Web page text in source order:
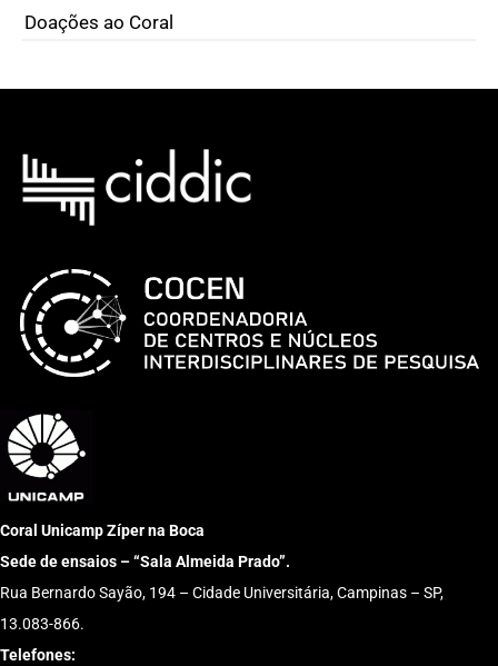
Doações ao Coral
Coral Unicamp Zíper na Boca
Sede de ensaios – “Sala Almeida Prado”.
Rua Bernardo Sayão, 194 – Cidade Universitária, Campinas – SP,
13.083-866.
Telefones: